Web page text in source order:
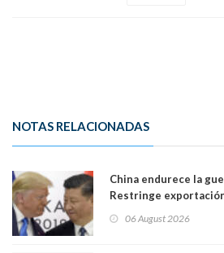
NOTAS RELACIONADAS
China endurece la
Restringe
06 August 2026